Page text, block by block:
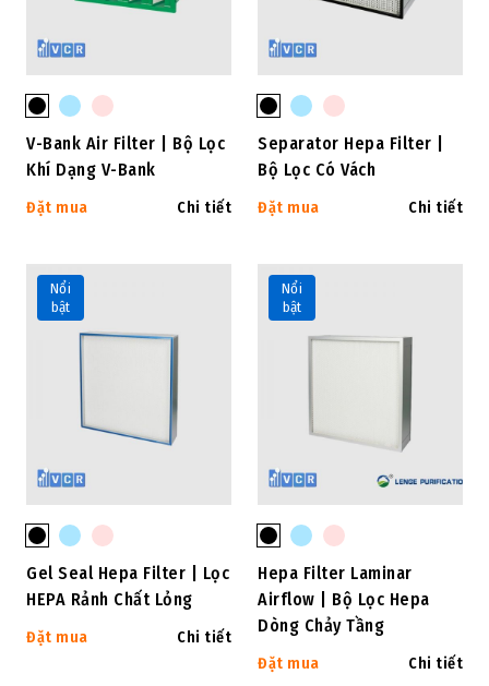
V-Bank Air Filter | Bộ Lọc
Khí Dạng V-Bank
Đặt mua Chi tiết
Separator Hepa Filter |
Bộ Lọc Có Vách
Đặt mua Chi tiết
Nổi
bật
Gel Seal Hepa Filter | Lọc
HEPA Rảnh Chất Lỏng
Đặt mua Chi tiết
Nổi
bật
Hepa Filter Laminar
Airflow | Bộ Lọc Hepa
Dòng Chảy Tầng
Đặt mua Chi tiết